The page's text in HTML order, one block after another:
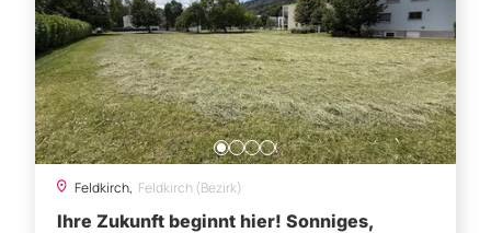
Feldkirch, Feldkirch (Bezirk)
Ihre Zukunft beginnt hier! Sonniges,